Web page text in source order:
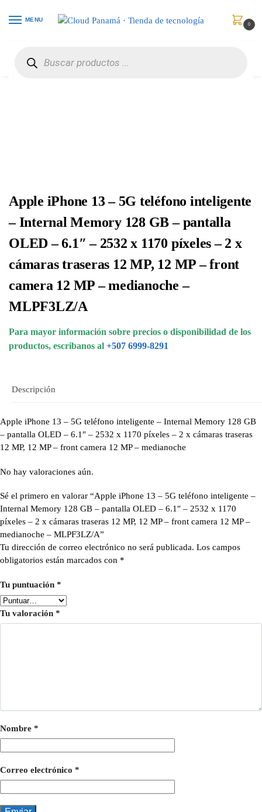
MENU
0
Apple iPhone 13 – 5G teléfono inteligente
– Internal Memory 128 GB – pantalla
OLED – 6.1″ – 2532 x 1170 píxeles – 2 x
cámaras traseras 12 MP, 12 MP – front
camera 12 MP – medianoche –
MLPF3LZ/A
Para mayor información sobre precios o disponibilidad de los
productos, escribanos al +507 6999-8291
Descripción
Apple iPhone 13 – 5G teléfono inteligente – Internal Memory 128 GB
– pantalla OLED – 6.1″ – 2532 x 1170 píxeles – 2 x cámaras traseras
12 MP, 12 MP – front camera 12 MP – medianoche
No hay valoraciones aún.
Sé el primero en valorar “Apple iPhone 13 – 5G teléfono inteligente –
Internal Memory 128 GB – pantalla OLED – 6.1″ – 2532 x 1170
píxeles – 2 x cámaras traseras 12 MP, 12 MP – front camera 12 MP –
medianoche – MLPF3LZ/A”
Tu dirección de correo electrónico no será publicada. Los campos
obligatorios están marcados con *
Tu puntuación *
Tu valoración *
Nombre *
Correo electrónico *